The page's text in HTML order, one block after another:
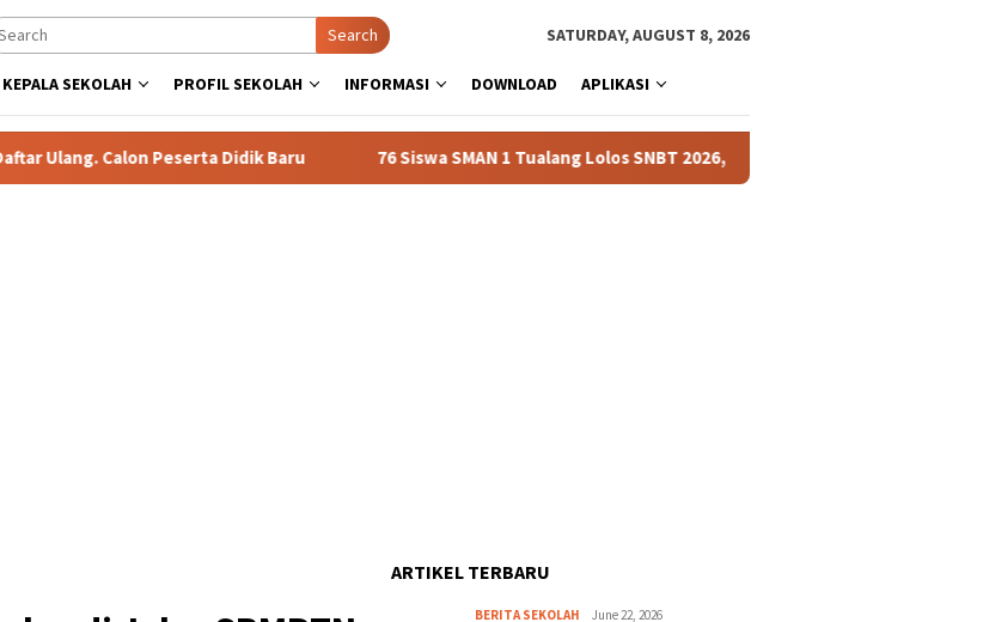
Search SATURDAY, AUGUST 8, 2026
KEPALA SEKOLAH PROFIL SEKOLAH INFORMASI DOWNLOAD APLIKASI
Peserta Didik Baru 76 Siswa SMAN 1 Tualang Lolos SNBT 2026, Dominasi Universitas Riau dan PTN Favorit
ARTIKEL TERBARU
BERITA SEKOLAH June 22, 2026